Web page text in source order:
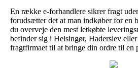
En række e-forhandlere sikrer fragt
forudsætter det at man indkøber for en
du overveje den mest letkøbte
befinder sig i Helsingør, Haderslev
fragtfirmaet til at bringe din ordre til en